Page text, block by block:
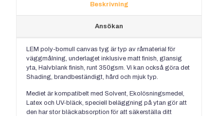
Beskrivning
Ansökan
LEM poly-bomull canvas tyg är typ av råmaterial för
väggmålning, underlaget inklusive matt finish, glansig
yta, Halvblank finish, runt 350gsm. Vi kan också göra det
Shading, brandbeständigt, hård och mjuk typ.
Mediet är kompatibelt med Solvent, Ekolösningsmedel,
Latex och UV-bläck, speciell beläggning på ytan gör att
den har stor bläckabsorption för att säkerställa ditt